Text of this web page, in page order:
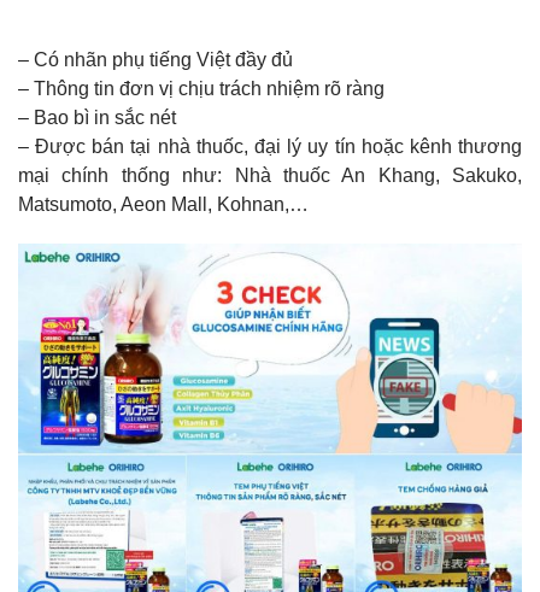
– Có nhãn phụ tiếng Việt đầy đủ
– Thông tin đơn vị chịu trách nhiệm rõ ràng
– Bao bì in sắc nét
– Được bán tại nhà thuốc, đại lý uy tín hoặc kênh thương
mại chính thống như: Nhà thuốc An Khang, Sakuko,
Matsumoto, Aeon Mall, Kohnan,…